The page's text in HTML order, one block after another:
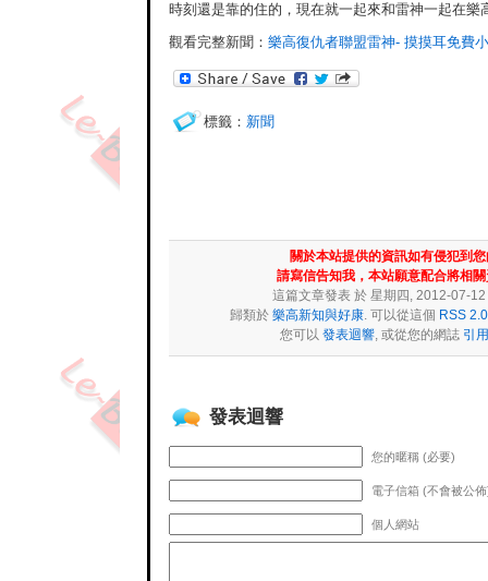
時刻還是靠的住的，現在就一起來和雷神一起在樂
觀看完整新聞： 樂高復仇者聯盟雷神- 摸摸耳免費
標籤： 新聞
關於本站提供的資訊如有侵犯到
請寫信告知我，本站願意配合將相
這篇文章發表 於 星期四, 2012-07-
歸類於 樂高新知與好康. 可以從這個 RSS 2.0
您可以 發表迴響, 或從您的網誌 引用
發表迴響
您的暱稱 (必要)
電子信箱 (不會被公
個人網站